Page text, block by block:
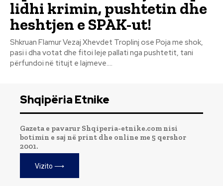
lidhi krimin, pushtetin dhe
heshtjen e SPAK-ut!
Shkruan Flamur Vezaj Xhevdet Troplinj ose Poja me shok,
pasi i dha votat dhe fitoi leje pallati nga pushtetit, tani
përfundoi në titujt e lajmeve....
Shqipëria Etnike
Gazeta e pavarur Shqiperia-etnike.com nisi
botimin e saj në print dhe online me 5 qershor
2001.
Vizito ⟶